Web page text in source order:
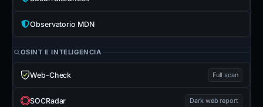
Observatorio MDN
OSINT E INTELIGENCIA
Web-Check Full scan
SOCRadar Dark web report